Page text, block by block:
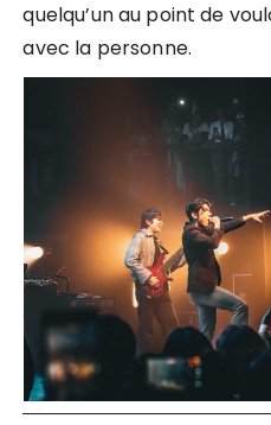
quelqu’un au point de
avec la personne.